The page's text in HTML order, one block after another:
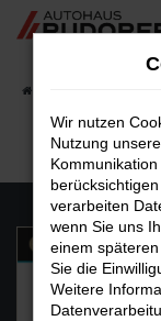
Zum
Wir nutzen
Nutzung
verarbeiten
wenn Sie uns
einem
Sie die
Weitere